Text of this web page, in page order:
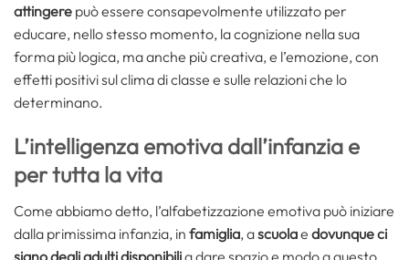
attingere può essere consapevolmente utilizzato per
educare, nello stesso momento, la cognizione nella sua
forma più logica, ma anche più creativa, e l’emozione, con
effetti positivi sul clima di classe e sulle relazioni che lo
determinano.
L’intelligenza emotiva dall’infanzia e
per tutta la vita
Come abbiamo detto, l’alfabetizzazione emotiva può iniziare
dalla primissima infanzia, in famiglia, ascuolae dovunque ci